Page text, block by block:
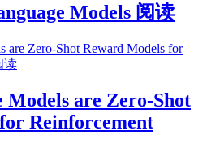
Models 阅读
Models are Zero-Shot
Reinforcement